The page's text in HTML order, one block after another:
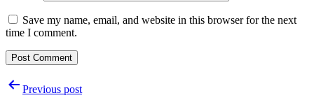
Save my name, email, and website in this browser for the next
time I comment.
PostPrevious post